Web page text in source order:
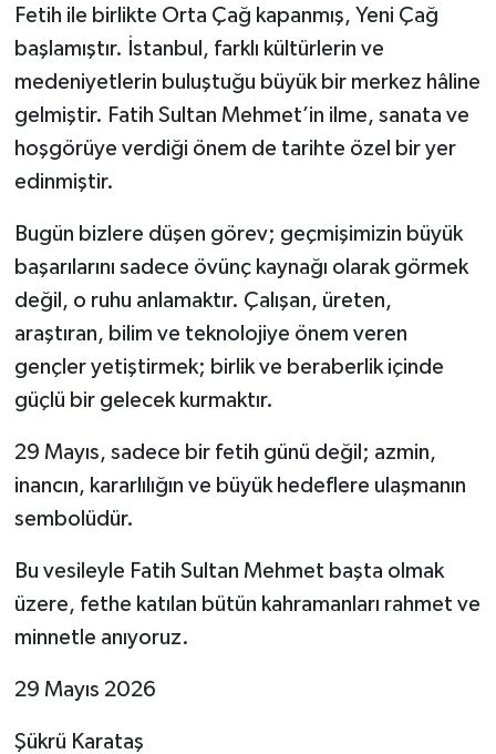
Fetih ile birlikte Orta Çağ kapanmış, Yeni Çağ
başlamıştır. İstanbul, farklı kültürlerin ve
medeniyetlerin buluştuğu büyük bir merkez hâline
gelmiştir. Fatih Sultan Mehmet’in ilme, sanata ve
hoşgörüye verdiği önem de tarihte özel bir yer
edinmiştir.
Bugün bizlere düşen görev; geçmişimizin büyük
başarılarını sadece övünç kaynağı olarak görmek
değil, o ruhu anlamaktır. Çalışan, üreten,
araştıran, bilim ve teknolojiye önem veren
gençler yetiştirmek; birlik ve beraberlik içinde
güçlü bir gelecek kurmaktır.
29 Mayıs, sadece bir fetih günü değil; azmin,
inancın, kararlılığın ve büyük hedeflere ulaşmanın
sembolüdür.
Bu vesileyle Fatih Sultan Mehmet başta olmak
üzere, fethe katılan bütün kahramanları rahmet ve
minnetle anıyoruz.
29 Mayıs 2026
Şükrü Karataş